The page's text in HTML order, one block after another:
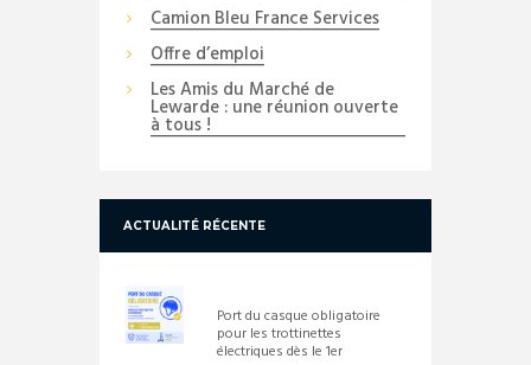
Camion Bleu France Services
Offre d’emploi
Les Amis du Marché de
Lewarde : une réunion ouverte
à tous !
ACTUALITÉ RÉCENTE
Port du casque obligatoire
pour les trottinettes
électriques dès le 1er